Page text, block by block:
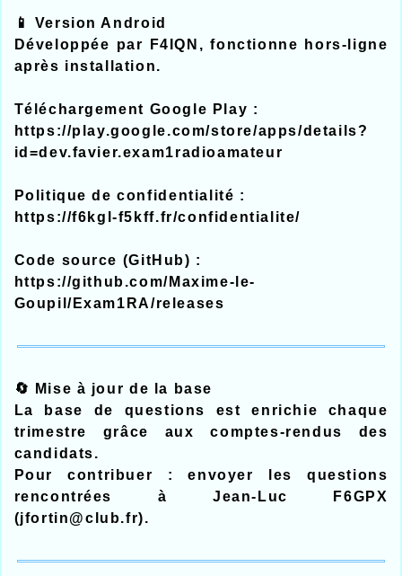
📱 Version Android
Développée par F4IQN, fonctionne hors‑ligne
après installation.
Téléchargement Google Play :
https://play.google.com/store/apps/details?
id=dev.favier.exam1radioamateur
Politique de confidentialité :
https://f6kgl-f5kff.fr/confidentialite/
Code source (GitHub) :
https://github.com/Maxime-le-
Goupil/Exam1RA/releases
🔄 Mise à jour de la base
La base de questions est enrichie chaque
trimestre grâce aux comptes‑rendus des
candidats.
Pour contribuer : envoyer les questions
rencontrées à Jean‑Luc F6GPX
(jfortin@club.fr).